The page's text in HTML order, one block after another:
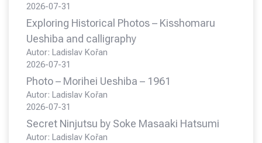
2026-07-31
Exploring Historical Photos – Kisshomaru
Ueshiba and calligraphy
Autor: Ladislav Kořan
2026-07-31
Photo – Morihei Ueshiba – 1961
Autor: Ladislav Kořan
2026-07-31
Secret Ninjutsu by Soke Masaaki Hatsumi
Autor: Ladislav Kořan